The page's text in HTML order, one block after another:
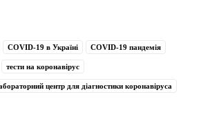
COVID-19 в Україні COVID-19 пандемія
тести на коронавірус
центр для діагностики коронавіруса